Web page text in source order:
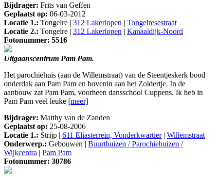
Bijdrager: Frits van Geffen
Geplaatst op: 06-03-2012
Locatie 1.: Tongelre | 312 Lakerlopen | Tongelresestraat
Locatie 2.: Tongelre | 312 Lakerlopen | Kanaaldijk-Noord
Fotonummer: 5516
Uitgaanscentrum Pam Pam.
Het parochiehuis (aan de Willemstraat) van de Steentjeskerk bood
onderdak aan Pam Pam en bovenin aan het Zoldertje. In de
aanbouw zat Pam Pam, voorheen dansschool Cuppens. Ik heb in
Pam Pam veel leuke [meer]
Bijdrager: Matthy van de Zanden
Geplaatst op: 25-08-2006
Locatie 1.: Strijp | 611 Eliasterrein, Vonderkwartier| Willemstraat
Onderwerp.: Gebouwen | Buurthuizen / Parochiehuizen /
Wijkcentra | Pam Pam
Fotonummer: 30786